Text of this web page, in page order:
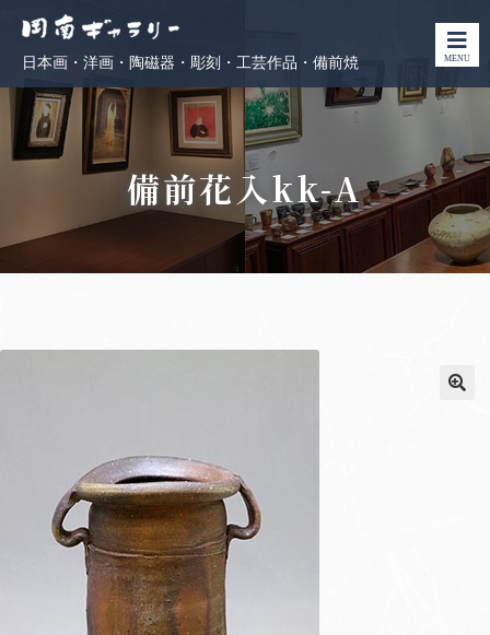
日本画・洋画・陶磁器・彫刻・工芸作品・備前焼 MENU
備前花入kk-A